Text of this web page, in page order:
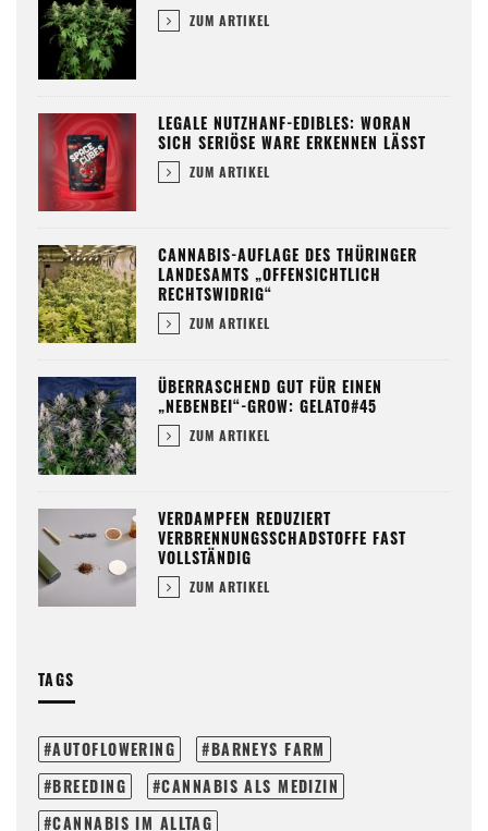
ZUM ARTIKEL
LEGALE NUTZHANF-EDIBLES: WORAN
SICH SERIÖSE WARE ERKENNEN LÄSST
ZUM ARTIKEL
CANNABIS-AUFLAGE DES THÜRINGER
LANDESAMTS „OFFENSICHTLICH
RECHTSWIDRIG“
ZUM ARTIKEL
ÜBERRASCHEND GUT FÜR EINEN
„NEBENBEI“-GROW: GELATO#45
ZUM ARTIKEL
VERDAMPFEN REDUZIERT
VERBRENNUNGSSCHADSTOFFE FAST
VOLLSTÄNDIG
ZUM ARTIKEL
TAGS
AUTOFLOWERING
BARNEYS FARM
BREEDING
CANNABIS ALS MEDIZIN
CANNABIS IM ALLTAG